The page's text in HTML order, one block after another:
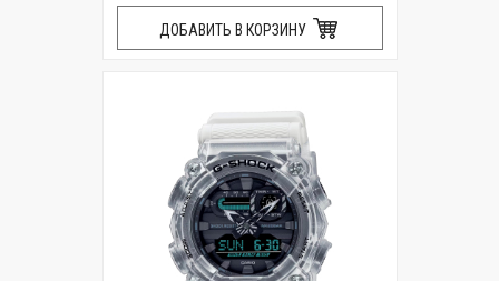
ДОБАВИТЬ В КОРЗИНУ